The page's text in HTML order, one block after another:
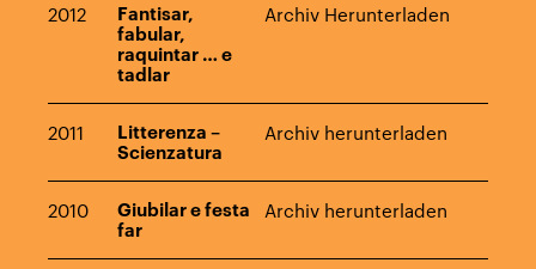
2012
Fantisar,
fabular,
raquintar … e
tadlar
Archiv Herunterladen
2011
Litterenza –
Scienzatura
Archiv herunterladen
2010
Giubilar e festa
far
Archiv herunterladen